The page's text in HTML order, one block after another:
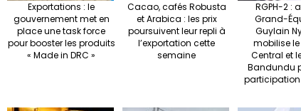
Exportations : le
gouvernement met en
place une task force
pour booster les produits
« Made in DRC »
Cacao, cafés Robusta
et Arabica : les prix
poursuivent leur repli à
l’exportation cette
semaine
RGPH-2 :
Grand-
Guylain
mobilise
Central et
Bandundu